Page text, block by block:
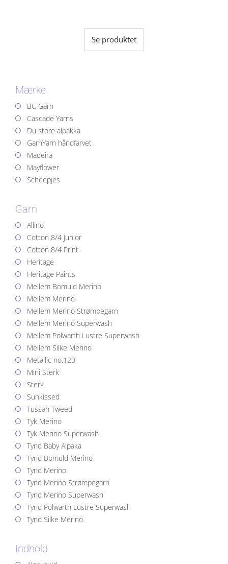
Se produktet
Mærke
BC Garn
Cascade Yarns
Du store alpakka
GarnYarn håndfarvet
Madeira
Mayflower
Scheepjes
Garn
Allino
Cotton 8/4 Junior
Cotton 8/4 Print
Heritage
Heritage Paints
Mellem Bomuld Merino
Mellem Merino
Mellem Merino Strømpegarn
Mellem Merino Superwash
Mellem Polwarth Lustre Superwash
Mellem Silke Merino
Metallic no.120
Mini Sterk
Sterk
Sunkissed
Tussah Tweed
Tyk Merino
Tyk Merino Superwash
Tynd Baby Alpaka
Tynd Bomuld Merino
Tynd Merino
Tynd Merino Strømpegarn
Tynd Merino Superwash
Tynd Polwarth Lustre Superwash
Tynd Silke Merino
Indhold